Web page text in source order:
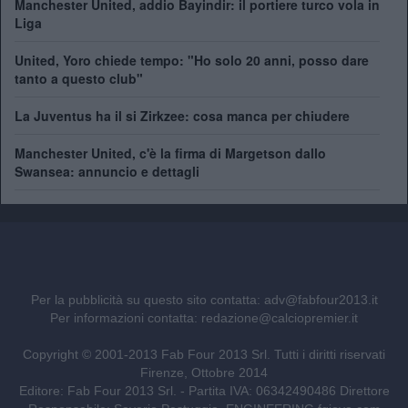
Manchester United, addio Bayindir: il portiere turco vola in
Liga
United, Yoro chiede tempo: "Ho solo 20 anni, posso dare
tanto a questo club"
La Juventus ha il si Zirkzee: cosa manca per chiudere
Manchester United, c'è la firma di Margetson dallo
Swansea: annuncio e dettagli
Per la pubblicità su questo sito contatta: adv@fabfour2013.it
Per informazioni contatta: redazione@calciopremier.it
Copyright © 2001-2013 Fab Four 2013 Srl. Tutti i diritti riservati
Firenze, Ottobre 2014
Editore: Fab Four 2013 Srl. - Partita IVA: 06342490486 Direttore